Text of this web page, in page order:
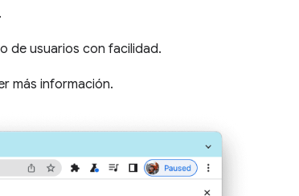
de usuarios con facilidad.
más información.